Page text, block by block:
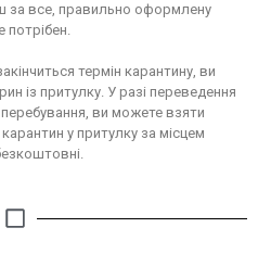
за все, правильно оформлену
потрібен.
термін карантину, ви
із притулку. У разі переведення
ви можете взяти
у притулку за місцем